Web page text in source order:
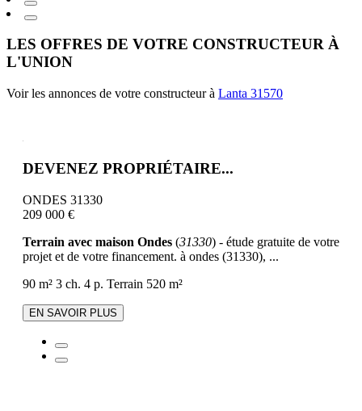
LES OFFRES DE VOTRE CONSTRUCTEUR À
L'UNION
Voir les annonces de votre constructeur à Lanta 31570
DEVENEZ PROPRIÉTAIRE...
ONDES 31330
209 000 €
Terrain avec maison Ondes (31330) - étude gratuite de votre
projet et de votre financement. à ondes (31330), ...
90 m² 3 ch. 4 p. Terrain 520 m²
EN SAVOIR PLUS